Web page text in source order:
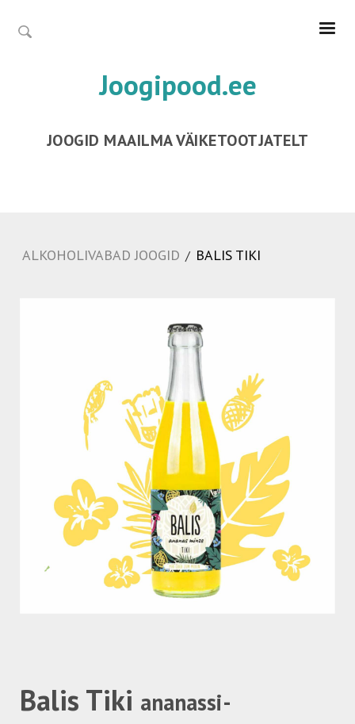
Joogipood.ee
JOOGID MAAILMA VÄIKETOOTJATELT
ALKOHOLIVABAD JOOGID / BALIS TIKI
Balis Tiki ananassi-